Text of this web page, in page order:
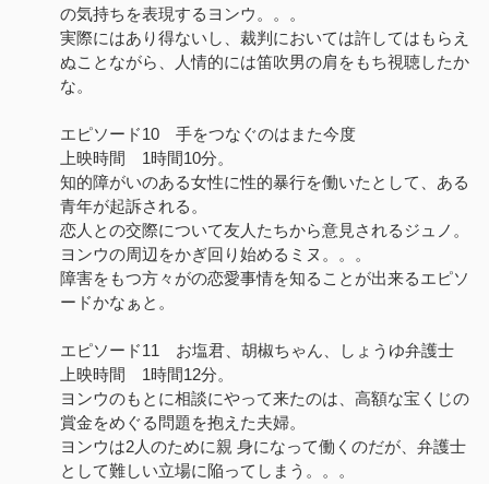
の気持ちを表現するヨンウ。。。
実際にはあり得ないし、裁判においては許してはもらえ
ぬことながら、人情的には笛吹男の肩をもち視聴したか
な。
エピソード10 手をつなぐのはまた今度
上映時間 1時間10分。
知的障がいのある女性に性的暴行を働いたとして、ある
青年が起訴される。
恋人との交際について友人たちから意見されるジュノ。
ヨンウの周辺をかぎ回り始めるミヌ。。。
障害をもつ方々がの恋愛事情を知ることが出来るエピソ
ードかなぁと。
エピソード11 お塩君、胡椒ちゃん、しょうゆ弁護士
上映時間 1時間12分。
ヨンウのもとに相談にやって来たのは、高額な宝くじの
賞金をめぐる問題を抱えた夫婦。
ヨンウは2人のために親 身になって働くのだが、弁護士
として難しい立場に陥ってしまう。。。